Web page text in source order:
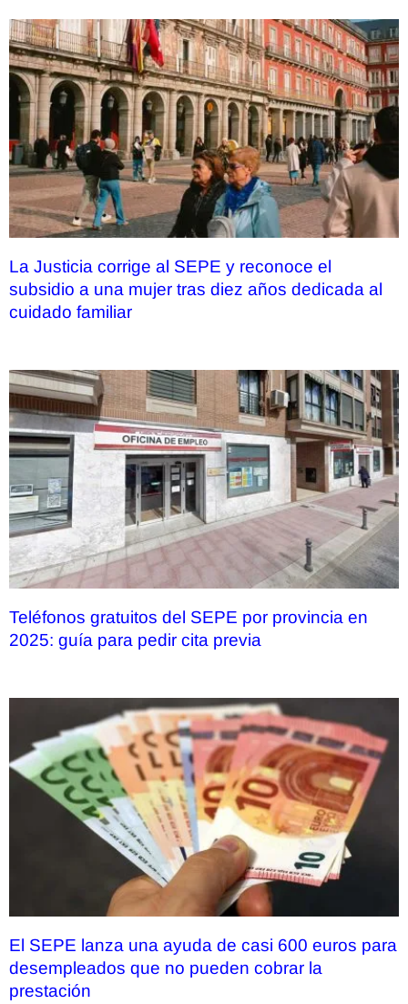
La Justicia corrige al SEPE y reconoce el
subsidio a una mujer tras diez años dedicada al
cuidado familiar
Teléfonos gratuitos del SEPE por provincia en
2025: guía para pedir cita previa
El SEPE lanza una ayuda de casi 600 euros para
desempleados que no pueden cobrar la
prestación